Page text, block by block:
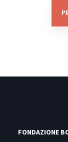
FONDAZIONE